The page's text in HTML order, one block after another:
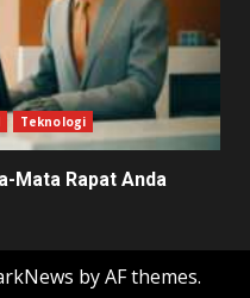
Teknologi
Mata Rapat Anda
by AF themes.